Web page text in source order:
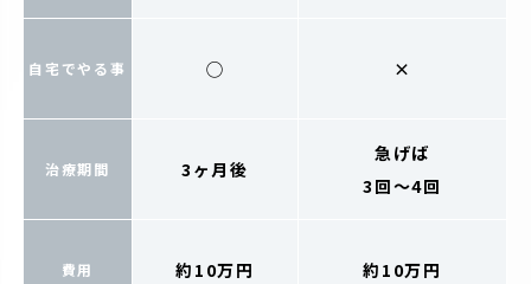
自宅でやる事 ◯ ×
治療期間 3ヶ月後
急げば
3回〜4回
費用 約10万円 約10万円